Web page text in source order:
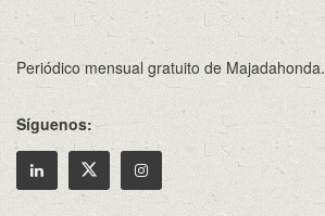
Periódico mensual gratuito de Majadahonda.
Síguenos: